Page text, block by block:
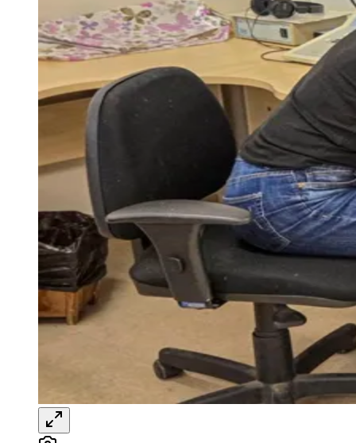
Programa Caminhos do Som usou
questionário digital em 56 escolas
municipais para identificar precocemente
alterações auditivas em crianças do 1º ano